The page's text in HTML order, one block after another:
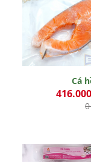
Cá